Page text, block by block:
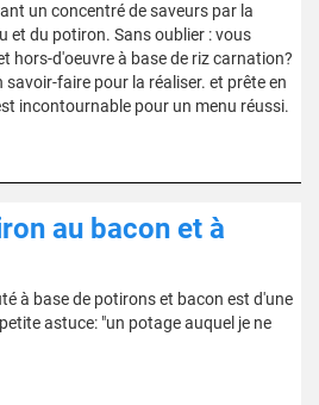
un concentré de saveurs par la
et du potiron. Sans oublier : vous
hors-d'oeuvre à base de riz carnation?
faire pour la réaliser. et prête en
incontournable pour un menu réussi.
au bacon et à
à base de potirons et bacon est d'une
astuce: "un potage auquel je ne